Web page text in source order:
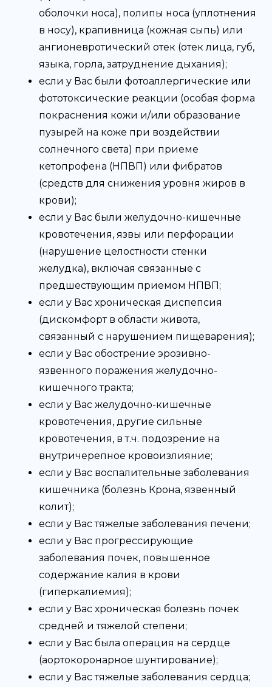
оболочки носа), полипы носа (уплотнения
в носу), крапивница (кожная сыпь) или
ангионевротический отек (отек лица, губ,
языка, горла, затруднение дыхания);
если у Вас были фотоаллергические или
фототоксические реакции (особая форма
покраснения кожи и/или образование
пузырей на коже при воздействии
солнечного света) при приеме
кетопрофена (НПВП) или фибратов
(средств для снижения уровня жиров в
крови);
если у Вас были желудочно-кишечные
кровотечения, язвы или перфорации
(нарушение целостности стенки
желудка), включая связанные с
предшествующим приемом НПВП;
если у Вас хроническая диспепсия
(дискомфорт в области живота,
связанный с нарушением пищеварения);
если у Вас обострение эрозивно-
язвенного поражения желудочно-
кишечного тракта;
если у Вас желудочно-кишечные
кровотечения, другие сильные
кровотечения, в т.ч. подозрение на
внутричерепное кровоизлияние;
если у Вас воспалительные заболевания
кишечника (болезнь Крона, язвенный
колит);
если у Вас тяжелые заболевания печени;
если у Вас прогрессирующие
заболевания почек, повышенное
содержание калия в крови
(гиперкалиемия);
если у Вас хроническая болезнь почек
средней и тяжелой степени;
если у Вас была операция на сердце
(аортокоронарное шунтирование);
если у Вас тяжелые заболевания сердца;